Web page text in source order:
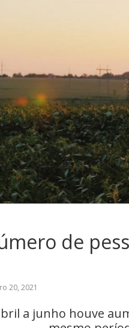
de
20, 2021
a junho houve